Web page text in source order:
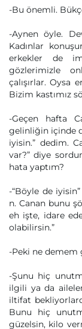
-Bu önemli.
-Aynen öyle.
Kadınlar
erkekler de
gözlerimizle
çalışırlar. Oysa
Bizim kastımız
-Geçen hafta
gelinliğin içinde
iyisin.” dedim.
var?” diye
hata yaptım?
-“Böyle de
n. Canan bunu
eh işte, idare
olabilirsin.”
-Peki ne demem
-Şunu hiç
ilgili ya da
iltifat
Bunu hiç
güzelsin, kilo